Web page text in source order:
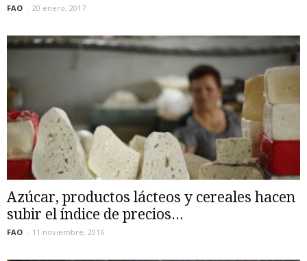
FAO - 20 enero, 2017
Azúcar, productos lácteos y cereales hacen
subir el índice de precios...
FAO - 11 noviembre, 2016